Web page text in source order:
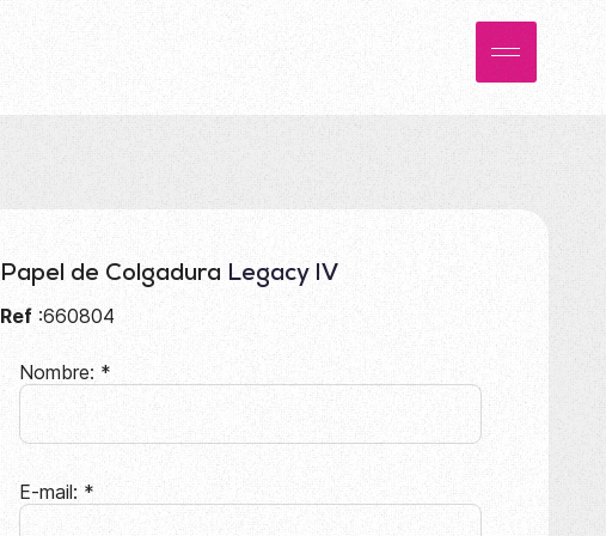
Papel de Colgadura Legacy IV
Ref:660804
Nombre: *
E-mail: *